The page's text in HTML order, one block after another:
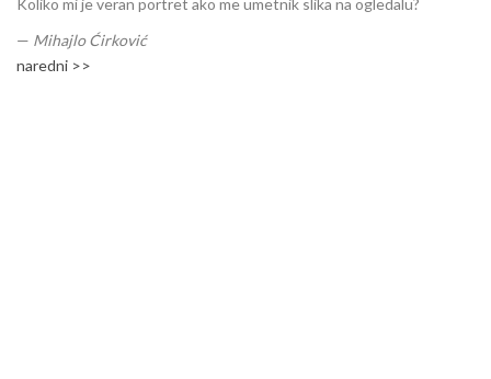
— Mihajlo Ćirković
naredni >>